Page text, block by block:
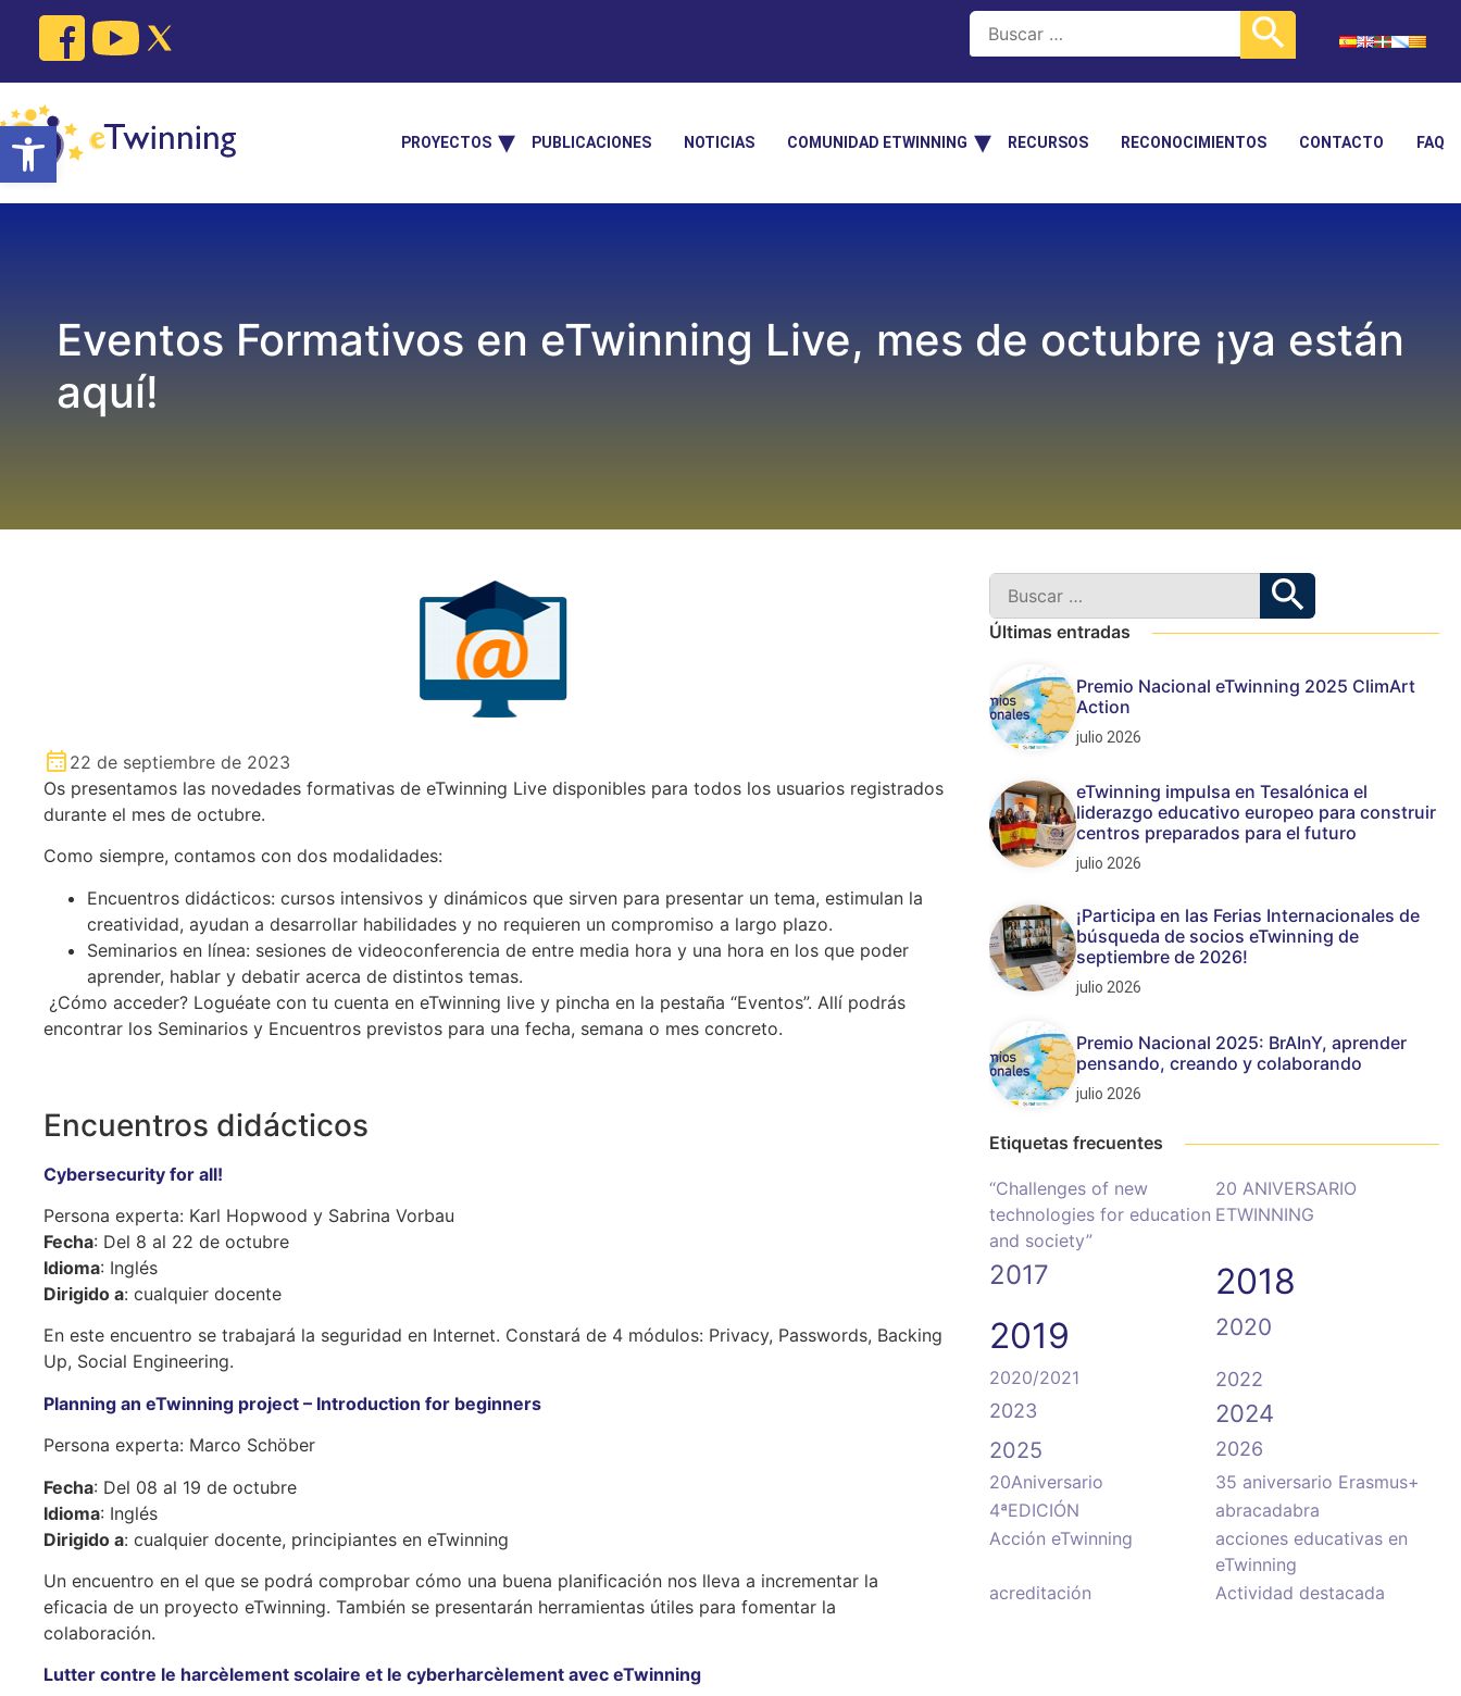
Open toolbar
content
PROYECTOS PUBLICACIONES NOTICIAS COMUNIDAD ETWINNING RECURSOS RECONOCIMIENTOS CONTACTO FAQ
Eventos Formativos en eTwinning Live, mes de octubre ¡ya están
aquí!
22 de septiembre de 2023
Os presentamos las novedades formativas de eTwinning Live disponibles para todos los usuarios registrados
durante el mes de octubre.
Como siempre, contamos con dos modalidades:
Encuentros didácticos: cursos intensivos y dinámicos que sirven para presentar un tema, estimulan la
creatividad, ayudan a desarrollar habilidades y no requieren un compromiso a largo plazo.
Seminarios en línea: sesiones de videoconferencia de entre media hora y una hora en los que poder
aprender, hablar y debatir acerca de distintos temas.
¿Cómo acceder? Loguéate con tu cuenta en eTwinning live y pincha en la pestaña “Eventos”. Allí podrás
encontrar los Seminarios y Encuentros previstos para una fecha, semana o mes concreto.
Encuentros didácticos
Cybersecurity for all!
Persona experta: Karl Hopwood y Sabrina Vorbau
Fecha: Del 8 al 22 de octubre
Idioma: Inglés
Dirigido a: cualquier docente
En este encuentro se trabajará la seguridad en Internet. Constará de 4 módulos: Privacy, Passwords, Backing
Up, Social Engineering.
Planning an eTwinning project – Introduction for beginners
Persona experta: Marco Schöber
Fecha: Del 08 al 19 de octubre
Idioma: Inglés
Dirigido a: cualquier docente, principiantes en eTwinning
Un encuentro en el que se podrá comprobar cómo una buena planificación nos lleva a incrementar la
eficacia de un proyecto eTwinning. También se presentarán herramientas útiles para fomentar la
colaboración.
Lutter contre le harcèlement scolaire et le cyberharcèlement avec eTwinning
Últimas entradas
Premio Nacional eTwinning 2025 ClimArt
Action
julio 2026
eTwinning impulsa en Tesalónica el
liderazgo educativo europeo para construir
centros preparados para el futuro
julio 2026
¡Participa en las Ferias Internacionales de
búsqueda de socios eTwinning de
septiembre de 2026!
julio 2026
Premio Nacional 2025: BrAInY, aprender
pensando, creando y colaborando
julio 2026
Etiquetas frecuentes
“Challenges of new
technologies for education
and society”
20 ANIVERSARIO
ETWINNING
2017
2018
2019
2020
2020/2021
2022
2023
2024
2025 2026
20Aniversario
35 aniversario Erasmus+
4ªEDICIÓN
abracadabra
Acción eTwinning
acciones educativas en
eTwinning
acreditación
Actividad destacada